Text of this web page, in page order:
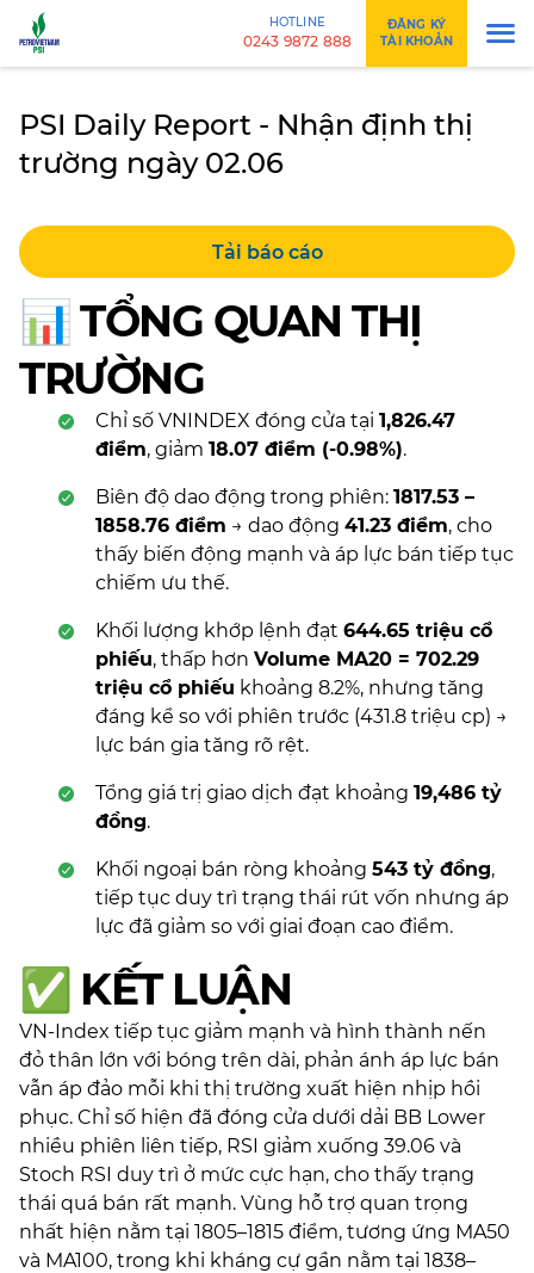
HOTLINE
0243 9872 888
ĐĂNG KÝ
TÀI KHOẢN
PSI Daily Report - Nhận định thị
trường ngày 02.06
Tải báo cáo
📊 TỔNG QUAN THỊ
TRƯỜNG
Chỉ số VNINDEX đóng cửa tại 1,826.47
điểm, giảm 18.07 điểm (-0.98%).
Biên độ dao động trong phiên: 1817.53 –
1858.76 điểm → dao động 41.23 điểm, cho
thấy biến động mạnh và áp lực bán tiếp tục
chiếm ưu thế.
Khối lượng khớp lệnh đạt 644.65 triệu cổ
phiếu, thấp hơn Volume MA20 = 702.29
triệu cổ phiếu khoảng 8.2%, nhưng tăng
đáng kể so với phiên trước (431.8 triệu cp) →
lực bán gia tăng rõ rệt.
Tổng giá trị giao dịch đạt khoảng 19,486 tỷ
đồng.
Khối ngoại bán ròng khoảng 543 tỷ đồng,
tiếp tục duy trì trạng thái rút vốn nhưng áp
lực đã giảm so với giai đoạn cao điểm.
✅ KẾT LUẬN
VN-Index tiếp tục giảm mạnh và hình thành nến
đỏ thân lớn với bóng trên dài, phản ánh áp lực bán
vẫn áp đảo mỗi khi thị trường xuất hiện nhịp hồi
phục. Chỉ số hiện đã đóng cửa dưới dải BB Lower
nhiều phiên liên tiếp, RSI giảm xuống 39.06 và
Stoch RSI duy trì ở mức cực hạn, cho thấy trạng
thái quá bán rất mạnh. Vùng hỗ trợ quan trọng
nhất hiện nằm tại 1805–1815 điểm, tương ứng MA50
và MA100, trong khi kháng cự gần nằm tại 1838–